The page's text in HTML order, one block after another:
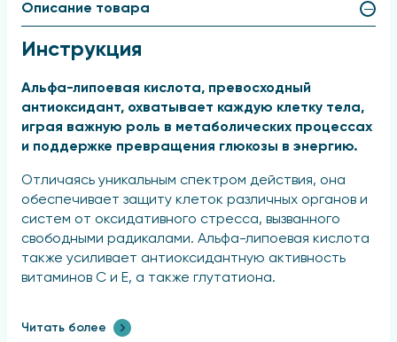
Описание товара
Инструкция
Альфа-липоевая кислота, превосходный
антиоксидант, охватывает каждую клетку тела,
играя важную роль в метаболических процессах
и поддержке превращения глюкозы в энергию.
Отличаясь уникальным спектром действия, она
обеспечивает защиту клеток различных органов и
систем от оксидативного стресса, вызванного
свободными радикалами. Альфа-липоевая кислота
также усиливает антиоксидантную активность
витаминов C и E, а также глутатиона.
способствует снижению глюкозы в крови,
Читать более